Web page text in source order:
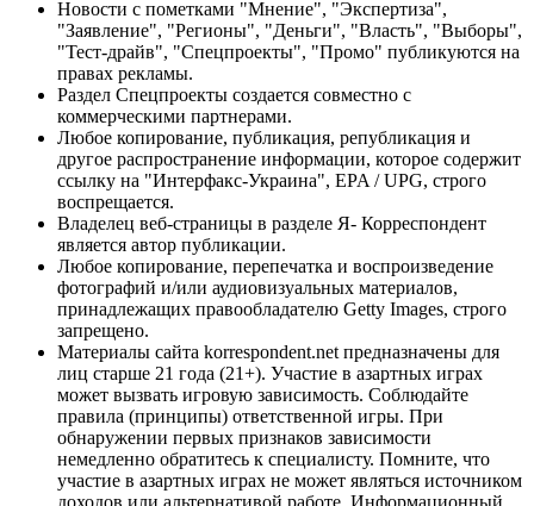
Новости с пометками "Мнение", "Экспертиза",
"Заявление", "Регионы", "Деньги", "Власть", "Выборы",
"Тест-драйв", "Спецпроекты", "Промо" публикуются на
правах рекламы.
Раздел Спецпроекты создается совместно с
коммерческими партнерами.
Любое копирование, публикация, републикация и
другое распространение информации, которое содержит
ссылку на "Интерфакс-Украина", EPA / UPG, строго
воспрещается.
Владелец веб-страницы в разделе Я- Корреспондент
является автор публикации.
Любое копирование, перепечатка и воспроизведение
фотографий и/или аудиовизуальных материалов,
принадлежащих правообладателю Getty Images, строго
запрещено.
Материалы сайта korrespondent.net предназначены для
лиц старше 21 года (21+). Участие в азартных играх
может вызвать игровую зависимость. Соблюдайте
правила (принципы) ответственной игры. При
обнаружении первых признаков зависимости
немедленно обратитесь к специалисту. Помните, что
участие в азартных играх не может являться источником
доходов или альтернативой работе. Информационный